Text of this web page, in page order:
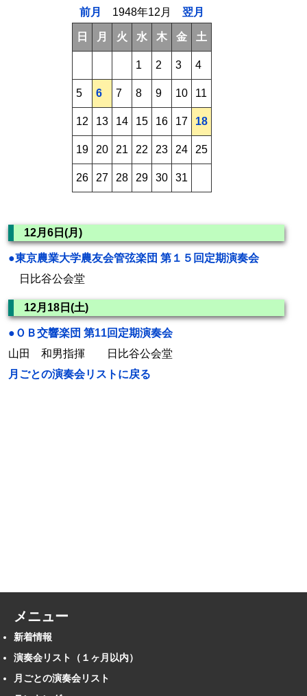
前月
1948年12月 翌月
日 月 火 水 木 金 土
1 2 3 4
5 6 7 8 9 10 11
12 13 14 15 16 17 18
19 20 21 22 23 24 25
26 27 28 29 30 31
12月6日(月)
●東京農業大学農友会管弦楽団 第１５回定期演奏会
日比谷公会堂
12月18日(土)
●ＯＢ交響楽団 第11回定期演奏会
山田 和男指揮 日比谷公会堂
月ごとの演奏会リストに戻る
メニュー
新着情報
演奏会リスト（１ヶ月以内）
月ごとの演奏会リスト